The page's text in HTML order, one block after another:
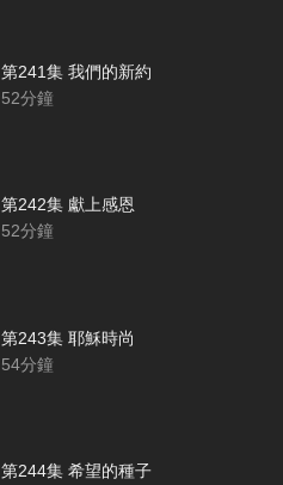
第241集 我們的新約
52分鐘
第242集 獻上感恩
52分鐘
第243集 耶穌時尚
54分鐘
第244集 希望的種子